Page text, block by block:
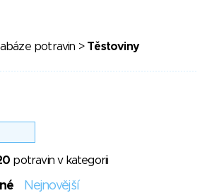
potravin > Těstoviny
potravin v kategorii
Nejnovější